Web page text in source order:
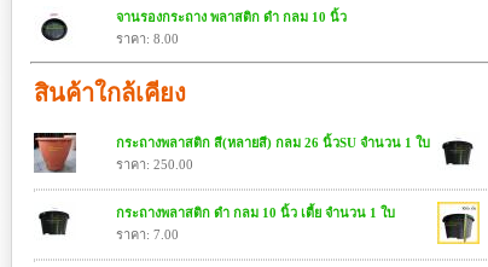
จานรองกระถาง พลาสติก ดำ กลม 10 นิ้ว
ราคา: 8.00
สินค้าใกล้เคียง
กระถางพลาสติก สี(หลายสี) กลม 26 นิ้วSU จำนวน 1 ใบ
ราคา: 250.00
กระถางพลาสติก ดำ กลม 10 นิ้ว เตี้ย จำนวน 1 ใบ
ราคา: 7.00